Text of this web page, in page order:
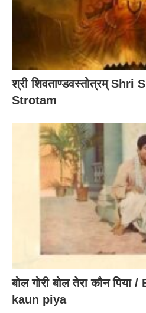
श्री शिवताण्डवस्तोत्रम्
Strotam
बोल गोरी बोल तेरा कौन
kaun piya